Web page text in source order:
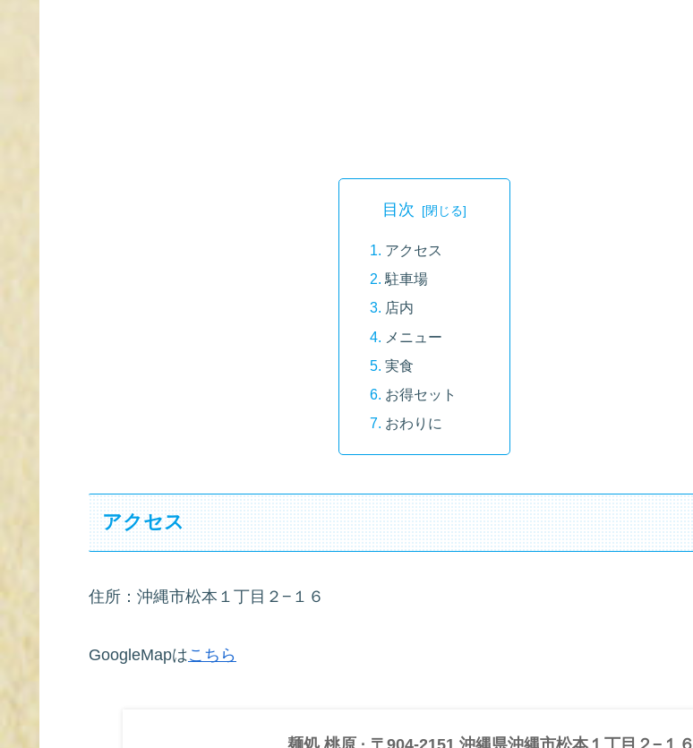
目次
アクセス
駐車場
店内
メニュー
実食
お得セット
おわりに
アクセス
住所：沖縄市松本１丁目２−１６
GoogleMapはこちら
麺処 桃原 · 〒904-2151 沖縄県沖縄市松本１丁目２−１６